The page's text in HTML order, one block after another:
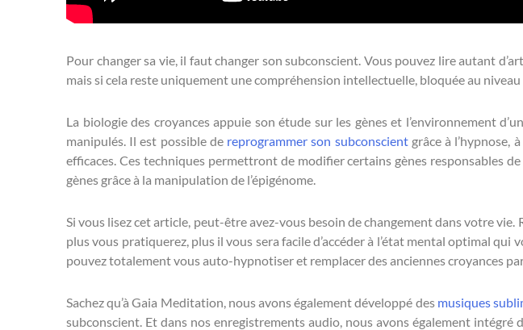
Pour changer sa vie, il faut changer son subconscient. Vous pouvez lire autant
mais si cela reste uniquement une compréhension intellectuelle, bloquée au
La biologie des croyances appuie son étude sur les gènes et l’environnement
manipulés. Il est possible de reprogrammer son subconscientgrâce à l’hypnose,
efficaces. Ces techniques permettront de modifier certains gènes responsables
gènes grâce à la manipulation de l’épigénome.
Si vous lisez cet article, peut-être avez-vous besoin de changement dans votre
plus vous pratiquerez, plus il vous sera facile d’accéder à l’état mental optimal qui
pouvez totalement vous auto-hypnotiser et remplacer des anciennes croyances
Sachez qu’à Gaia Meditation, nous avons également développé des musiques
subconscient. Et dans nos enregistrements audio, nous avons également